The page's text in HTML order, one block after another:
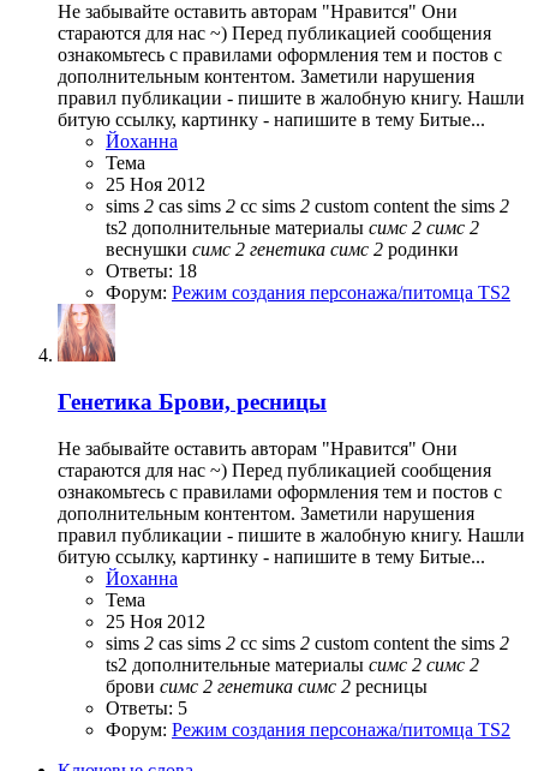
Не забывайте оставить авторам "Нравится" Они
стараются для нас ~) Перед публикацией сообщения
ознакомьтесь с правилами оформления тем и постов с
дополнительным контентом. Заметили нарушения
правил публикации - пишите в жалобную книгу. Нашли
битую ссылку, картинку - напишите в тему Битые...
Йоханна
Тема
25 Ноя 2012
sims 2 cas sims 2 cc sims 2 custom content the sims 2
ts2 дополнительные материалы симс 2 симс 2
веснушки симс 2 генетика симс 2 родинки
Ответы: 18
Форум: Режим создания персонажа/питомца TS2
Генетика Брови, ресницы
Не забывайте оставить авторам "Нравится" Они
стараются для нас ~) Перед публикацией сообщения
ознакомьтесь с правилами оформления тем и постов с
дополнительным контентом. Заметили нарушения
правил публикации - пишите в жалобную книгу. Нашли
битую ссылку, картинку - напишите в тему Битые...
Йоханна
Тема
25 Ноя 2012
sims 2 cas sims 2 cc sims 2 custom content the sims 2
ts2 дополнительные материалы симс 2 симс 2
брови симс 2 генетика симс 2 ресницы
Ответы: 5
Форум: Режим создания персонажа/питомца TS2